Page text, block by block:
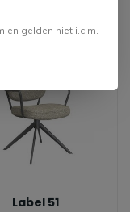
Label 51
gelden niet i.c.m.